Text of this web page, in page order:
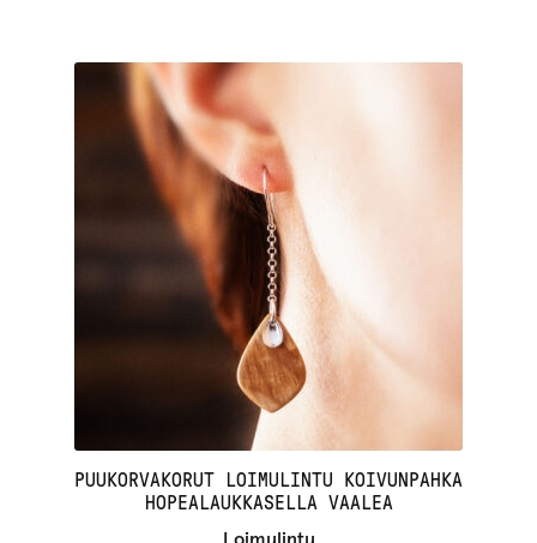
PUUKORVAKORUT LOIMULINTU KOIVUNPAHKA
HOPEALAUKKASELLA VAALEA
Loimulintu